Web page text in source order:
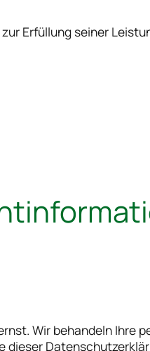
Erfüllung seiner
Wir behandeln Ihre